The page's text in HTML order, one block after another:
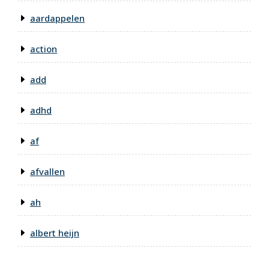
aardappelen
action
add
adhd
af
afvallen
ah
albert heijn